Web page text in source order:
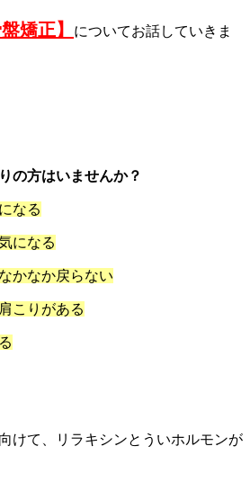
矯正】
についてお話していきま
の方はいませんか？
なる
になる
かなか戻らない
こりがある
けて、リラキシンとういホルモンが